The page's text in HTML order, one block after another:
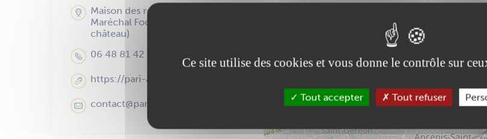
Maison des rosiers, 112 place
Maréchal Foch (cour du
château)
06 48 81 42 38
https://pari-asso.fr/
contact@pari-asso.fr
Ce site utilise des cookies et vous donne le contrôle sur
Tout accepter Tout refuser